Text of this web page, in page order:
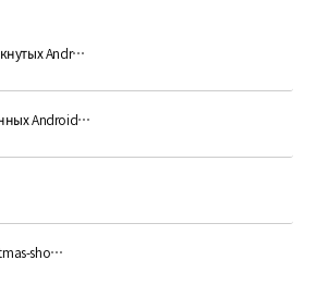
Andr…
Android…
sho…